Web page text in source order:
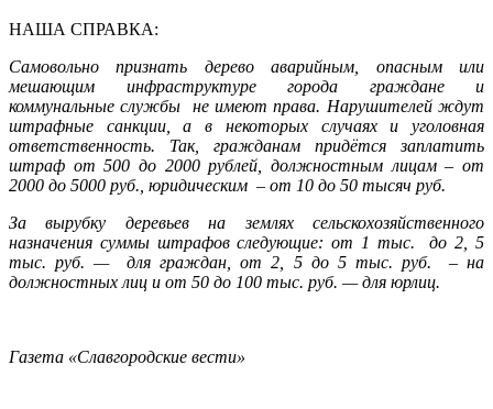
НАША СПРАВКА:
Самовольно признать дерево аварийным, опасным или
мешающим инфраструктуре города граждане и
коммунальные службы не имеют права. Нарушителей ждут
штрафные санкции, а в некоторых случаях и уголовная
ответственность. Так, гражданам придётся заплатить
штраф от 500 до 2000 рублей, должностным лицам – от
2000 до 5000 руб., юридическим – от 10 до 50 тысяч руб.
За вырубку деревьев на землях сельскохозяйственного
назначения суммы штрафов следующие: от 1 тыс. до 2, 5
тыс. руб. — для граждан, от 2, 5 до 5 тыс. руб. – на
должностных лиц и от 50 до 100 тыс. руб. — для юрлиц.
Газета «Славгородские вести»